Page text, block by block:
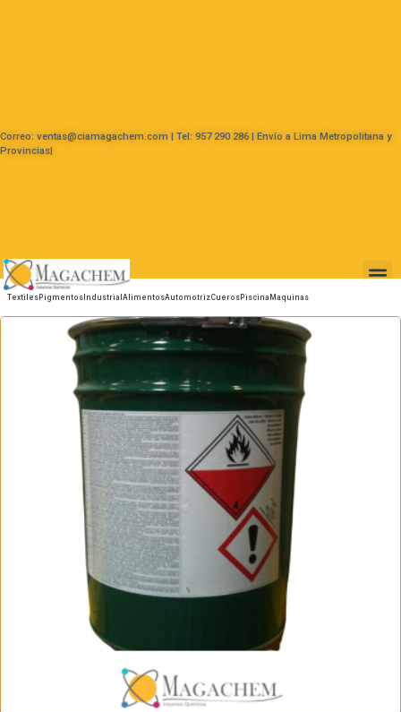
Correo: ventas@ciamagachem.com | Tel: 957 290 286 | Envío a Lima Metropolitana y
Provincias|
Textiles Pigmentos Industrial AlimentosAutomotrizCueros Piscina Maquinas